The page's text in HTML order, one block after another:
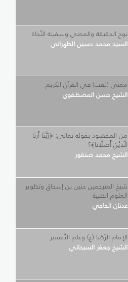
نوح الحقيقة والمعنى وسفينة النّجاة
السيد محمد حسين الطهراني
معنى (لفت) في القرآن الكريم
الشيخ حسن المصطفوي
من المقصود بقوله تعالى: ﴿رَبَّنَا أَرِنَا
الَّذَيْنِ أَضَلَّانَا﴾؟
الشيخ محمد صنقور
شيخ المترجمين حنين بن إسحاق وتطوير
العلوم الطبية
عدنان الحاجي
الإمام الرّضا (ع) وعلم التّفسير
الشيخ جعفر السبحاني